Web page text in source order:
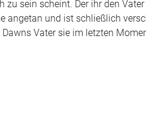
zu sein scheint. Der ihr den
angetan und ist schließlich
Vater sie im letzten